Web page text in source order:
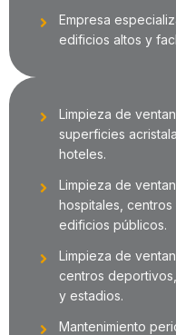
Empresa
edificios altos y
Limpieza de
superficies
hoteles.
Limpieza de
hospitales,
edificios públicos.
Limpieza de
centros
y estadios.
Mantenimiento